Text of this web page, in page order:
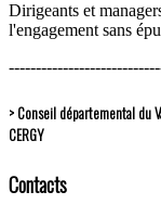
Dirigeants et
l'engagement sans
> Conseil départemental du
CERGY
Contacts